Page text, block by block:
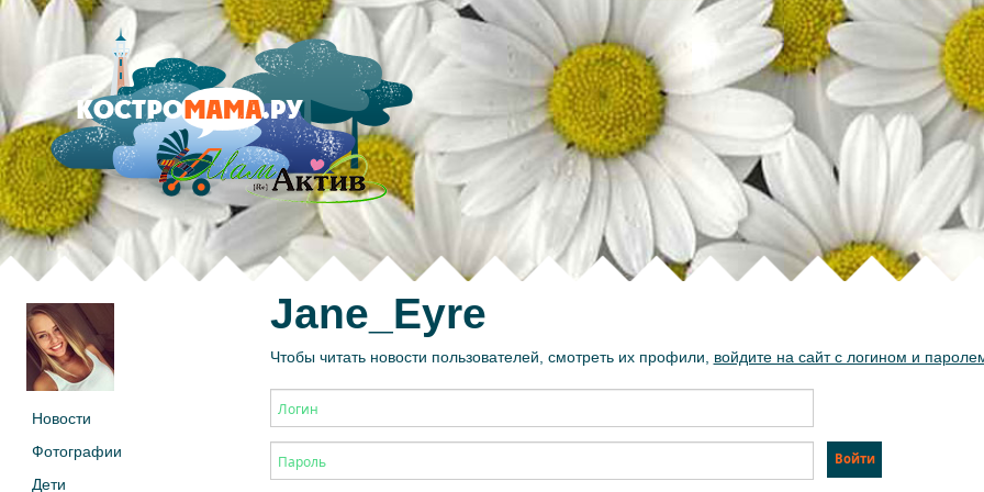
Новости
Фотографии
Дети
Jane_Eyre
Чтобы читать новости пользователей, смотреть их профили, войдите на сайт с логином и